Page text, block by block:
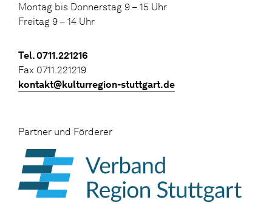
Montag bis Donnerstag 9 – 15 Uhr
Freitag 9 – 14 Uhr
Tel. 0711.221216
Fax 0711.221219
kontakt@kulturregion-stuttgart.de
Partner und Förderer